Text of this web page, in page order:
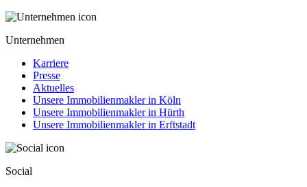
Unternehmen
Karriere
Presse
Aktuelles
Unsere Immobilienmakler in Köln
Unsere Immobilienmakler in Hürth
Unsere Immobilienmakler in Erftstadt
Social